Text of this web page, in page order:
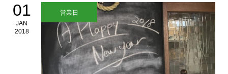
01
JAN
2018
営業日